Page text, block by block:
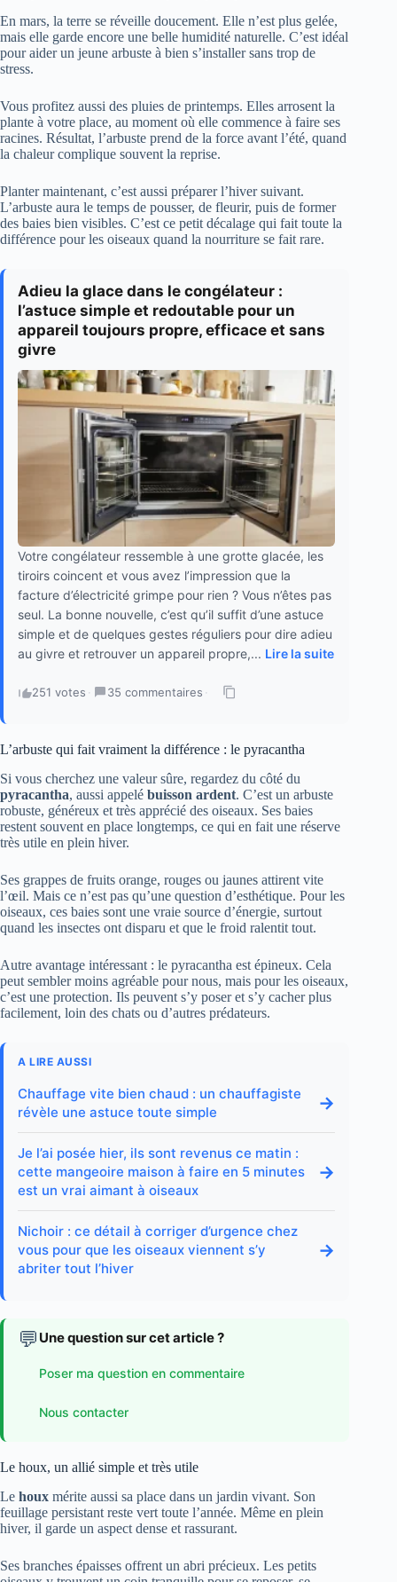
En mars, la terre se réveille doucement. Elle n’est plus gelée,
mais elle garde encore une belle humidité naturelle. C’est idéal
pour aider un jeune arbuste à bien s’installer sans trop de
stress.
Vous profitez aussi des pluies de printemps. Elles arrosent la
plante à votre place, au moment où elle commence à faire ses
racines. Résultat, l’arbuste prend de la force avant l’été, quand
la chaleur complique souvent la reprise.
Planter maintenant, c’est aussi préparer l’hiver suivant.
L’arbuste aura le temps de pousser, de fleurir, puis de former
des baies bien visibles. C’est ce petit décalage qui fait toute la
différence pour les oiseaux quand la nourriture se fait rare.
Adieu la glace dans le congélateur :
l’astuce simple et redoutable pour un
appareil toujours propre, efficace et sans
givre
Votre congélateur ressemble à une grotte glacée, les
tiroirs coincent et vous avez l’impression que la
facture d’électricité grimpe pour rien ? Vous n’êtes pas
seul. La bonne nouvelle, c’est qu’il suffit d’une astuce
simple et de quelques gestes réguliers pour dire adieu
au givre et retrouver un appareil propre,... Lire la suite
251 votes · 35 commentaires ·
L’arbuste qui fait vraiment la différence : le pyracantha
Si vous cherchez une valeur sûre, regardez du côté du
pyracantha, aussi appelé buisson ardent. C’est un arbuste
robuste, généreux et très apprécié des oiseaux. Ses baies
restent souvent en place longtemps, ce qui en fait une réserve
très utile en plein hiver.
Ses grappes de fruits orange, rouges ou jaunes attirent vite
l’œil. Mais ce n’est pas qu’une question d’esthétique. Pour les
oiseaux, ces baies sont une vraie source d’énergie, surtout
quand les insectes ont disparu et que le froid ralentit tout.
Autre avantage intéressant : le pyracantha est épineux. Cela
peut sembler moins agréable pour nous, mais pour les oiseaux,
c’est une protection. Ils peuvent s’y poser et s’y cacher plus
facilement, loin des chats ou d’autres prédateurs.
A LIRE AUSSI
Chauffage vite bien chaud : un chauffagiste
révèle une astuce toute simple
→
Je l’ai posée hier, ils sont revenus ce matin :
cette mangeoire maison à faire en 5 minutes
est un vrai aimant à oiseaux
→
Nichoir : ce détail à corriger d’urgence chez
vous pour que les oiseaux viennent s’y
abriter tout l’hiver
→
💬 Une question sur cet article ?
Poser ma question en commentaire
Nous contacter
Le houx, un allié simple et très utile
Le houx mérite aussi sa place dans un jardin vivant. Son
feuillage persistant reste vert toute l’année. Même en plein
hiver, il garde un aspect dense et rassurant.
Ses branches épaisses offrent un abri précieux. Les petits